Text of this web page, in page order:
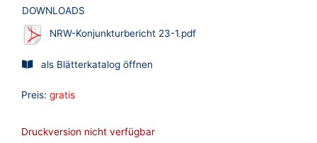
DOWNLOADS
NRW-Konjunkturbericht 23-1.pdf
als Blätterkatalog öffnen
Preis: gratis
Druckversion nicht verfügbar